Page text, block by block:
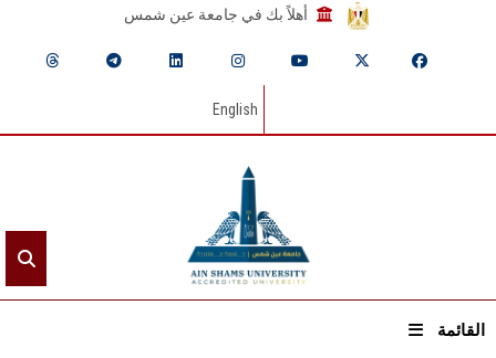
أهلاً بك في جامعة عين شمس
English
القائمة